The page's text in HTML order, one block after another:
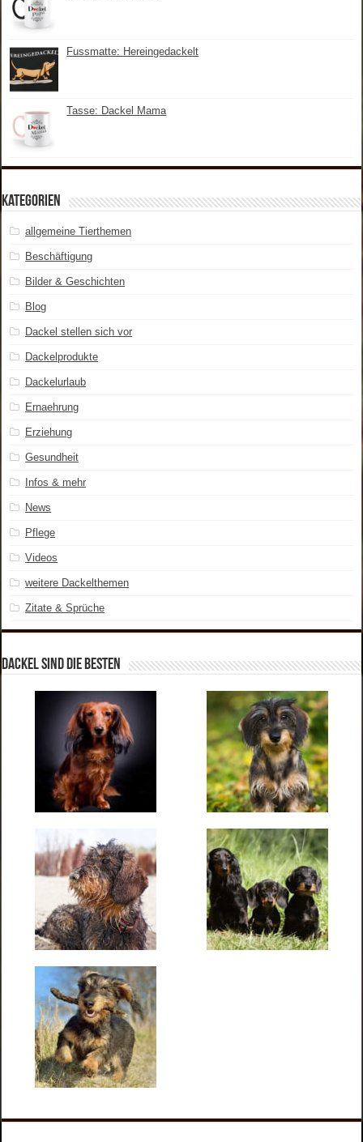
Fussmatte: Hereingedackelt
Tasse: Dackel Mama
Kategorien
allgemeine Tierthemen
Beschäftigung
Bilder & Geschichten
Blog
Dackel stellen sich vor
Dackelprodukte
Dackelurlaub
Ernaehrung
Erziehung
Gesundheit
Infos & mehr
News
Pflege
Videos
weitere Dackelthemen
Zitate & Sprüche
Dackel sind die Besten